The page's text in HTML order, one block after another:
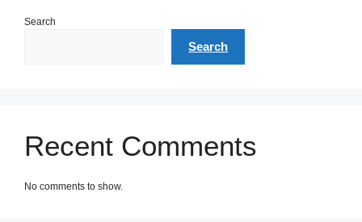
Search
Search
Recent Comments
No comments to show.